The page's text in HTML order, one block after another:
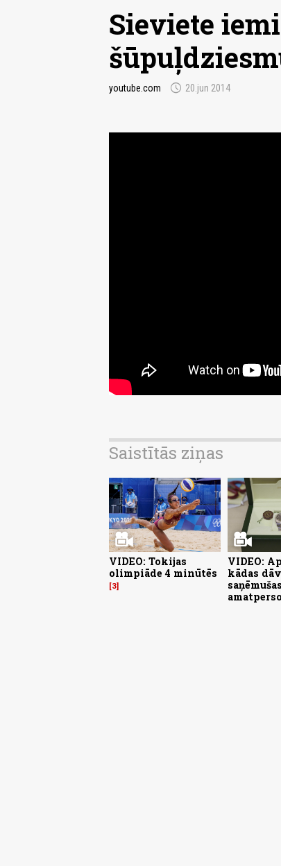
Sieviete
youtube.com schedule 20.jun 2014
Saistītās ziņas
VIDEO: Tokijas
olimpiāde 4 minūtēs
3
VIDEO:
kādas